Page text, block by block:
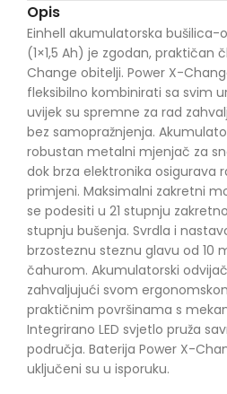
Opis
Einhell akumulatorska bušilica-
(1×1,5 Ah) je zgodan, praktičan
Change obitelji. Power X-
fleksibilno kombinirati sa svim
uvijek su spremne za rad
bez samopražnjenja.
robustan metalni mjenjač za
dok brza elektronika osigurava
primjeni. Maksimalni zakretni
se podesiti u 21 stupnju
stupnju bušenja. Svrdla i
brzosteznu steznu glavu od 10
čahurom. Akumulatorski
zahvaljujući svom
praktičnim površinama s
Integrirano LED svjetlo pruža
područja. Baterija Power X-
uključeni su u isporuku.